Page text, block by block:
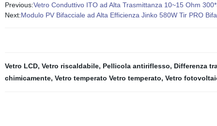
Previous:Vetro Conduttivo ITO ad Alta Trasmittanza 10~15 Ohm
Next:Modulo PV Bifacciale ad Alta Efficienza Jinko 580W Tir PRO
Vetro LCD, Vetro riscaldabile, Pellicola antiriflesso, Differenza
chimicamente, Vetro temperato Vetro temperato, Vetro